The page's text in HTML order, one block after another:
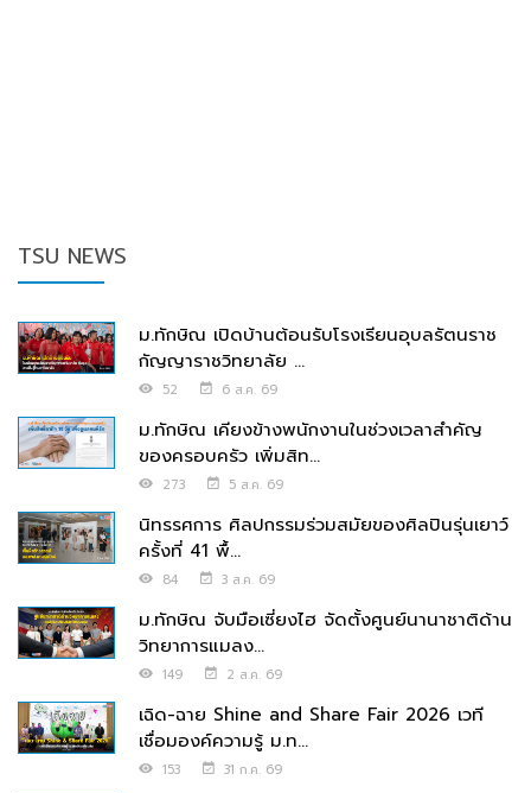
TSU NEWS
ม.ทักษิณ เปิดบ้านต้อนรับโรงเรียนอุบลรัตนราช
กัญญาราชวิทยาลัย ...
52 6 ส.ค. 69
ม.ทักษิณ เคียงข้างพนักงานในช่วงเวลาสำคัญ
ของครอบครัว เพิ่มสิท...
273 5 ส.ค. 69
นิทรรศการ ศิลปกรรมร่วมสมัยของศิลปินรุ่นเยาว์
ครั้งที่ 41 พื้...
84 3 ส.ค. 69
ม.ทักษิณ จับมือเซี่ยงไฮ จัดตั้งศูนย์นานาชาติด้าน
วิทยาการแมลง...
149 2 ส.ค. 69
เฉิด-ฉาย Shine and Share Fair 2026 เวที
เชื่อมองค์ความรู้ ม.ท...
153 31 ก.ค. 69